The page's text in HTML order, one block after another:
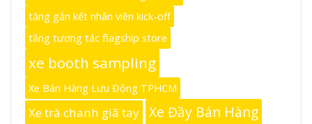
tăng gắn kết nhân viên kick-off
tăng tương tác flagship store
xe booth sampling
Xe Bán Hàng Lưu Động TPHCM
Xe trà chanh giã tay Xe Đầy Bán Hàng